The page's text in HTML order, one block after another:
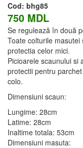
Cod: bhg85
750 MDL
Se regulează în două
Toate colturile
protectia celor mici.
Picioarele scaunului si
protectii pentru
colo.
Dimensiuni scaun:
Lungime: 28cm
Latime: 28cm
Inaltime totala: 53cm
Dimensiuni masuta: